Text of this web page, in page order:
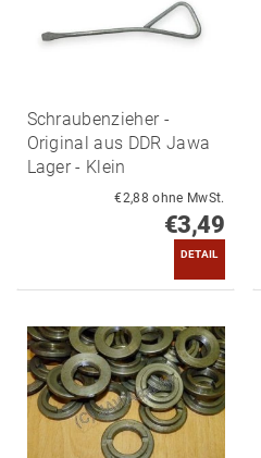
Schraubenzieher -
Original aus DDR Jawa
Lager - Klein
€2,88 ohne MwSt.
€3,49
DETAIL